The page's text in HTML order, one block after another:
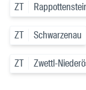
ZT
ZT Schwarzenau
ZT Zwettl-